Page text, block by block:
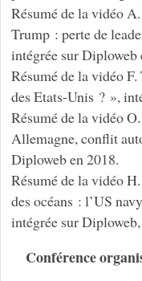
Résumé de la vidéo
Trump : perte de
intégrée sur Diploweb
Résumé de la vidéo
des Etats-Unis ? »,
Résumé de la vidéo
Allemagne, conflit
Diploweb en 2018.
Résumé de la vidéo
des océans : l’US
intégrée sur
Conférence